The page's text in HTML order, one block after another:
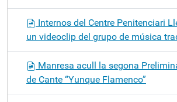
Internos del Centre Penitenciari
un videoclip del grupo de música
Manresa acull la segona
de Cante “Yunque Flamenco”